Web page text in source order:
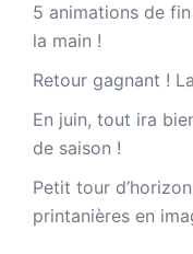
5 animations de
la main !
Retour gagnant !
En juin, tout ira
de saison !
Petit tour
printanières en